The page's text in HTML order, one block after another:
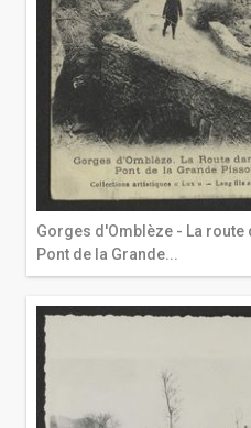
Gorges d'Omblèze - La
Pont de la Grande...